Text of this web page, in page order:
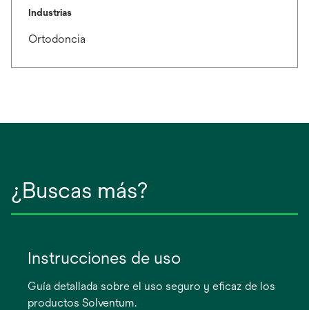
Industrias
Ortodoncia
¿Buscas más?
Instrucciones de uso
Guía detallada sobre el uso seguro y eficaz de los
productos Solventum.